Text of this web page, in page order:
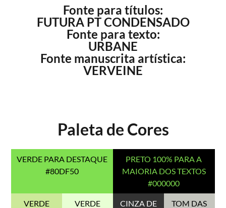
Fonte para títulos:
FUTURA PT CONDENSADO
Fonte para texto:
URBANE
Fonte manuscrita artística:
VERVEINE
Paleta de Cores
VERDE PARA DESTAQUE
#80DF50
PRETO 100% PARA A
MAIORIA DOS TEXTOS
#000000
VERDE
VERDE
CINZA DE
TOM DAS